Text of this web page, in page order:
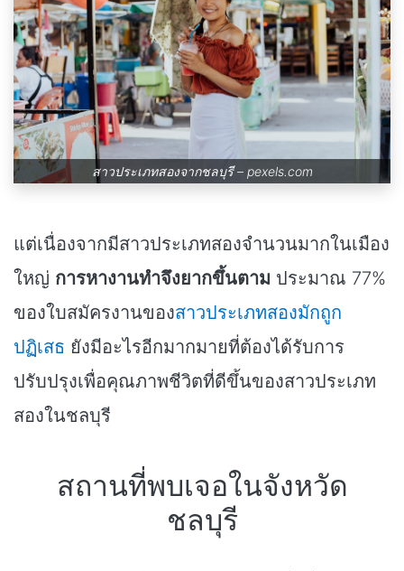
สาวประเภทสองจากชลบุรี – pexels.com
แต่เนื่องจากมีสาวประเภทสองจำนวนมากในเมือง
ใหญ่ การหางานทำจึงยากขึ้นตาม ประมาณ 77%
ของใบสมัครงานของสาวประเภทสองมักถูก
ปฏิเสธ ยังมีอะไรอีกมากมายที่ต้องได้รับการ
ปรับปรุงเพื่อคุณภาพชีวิตที่ดีขึ้นของสาวประเภท
สองในชลบุรี
สถานที่พบเจอในจังหวัด
ชลบุรี